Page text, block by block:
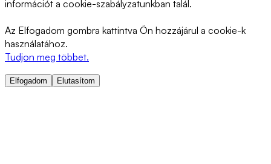
információt a cookie-szabályzatunkban talál.
Az Elfogadom gombra kattintva Ön hozzájárul a cookie-k
használatához.
Tudjon meg többet.
Elfogadom Elutasítom